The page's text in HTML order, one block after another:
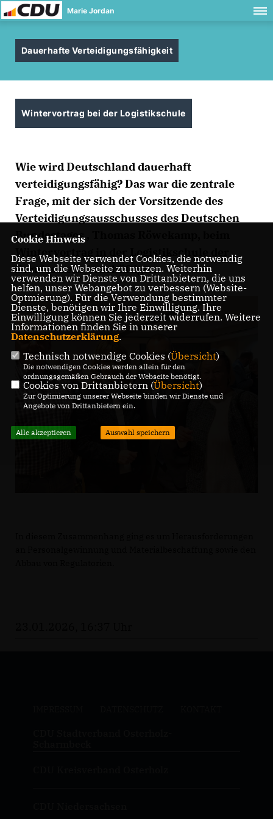
Marie Jordan
Dauerhafte Verteidigungsfähigkeit
Wintervortrag bei der Logistikschule
Wie wird Deutschland dauerhaft
verteidigungsfähig? Das war die zentrale
Frage, mit der sich der Vorsitzende des
Verteidigungsausschusses des Deutschen
Bundestages , Thomas Röwekamp, beim
Wintervortrag in der Logistikschule der
Bundeswehr beschäftigte.
Cookie Hinweis
Diese Webseite verwendet Cookies, die notwendig
sind, um die Webseite zu nutzen. Weiterhin
verwenden wir Dienste von Drittanbietern, die uns
helfen, unser Webangebot zu verbessern (Website-
Optmierung). Für die Verwendung bestimmter
Dienste, benötigen wir Ihre Einwilligung. Ihre
Einwilligung können Sie jederzeit widerrufen. Weitere
Informationen finden Sie in unserer
Datenschutzerklärung.
Technisch notwendige Cookies (Übersicht)
Die notwendigen Cookies werden allein für den
ordnungsgemäßen Gebrauch der Webseite benötigt.
Cookies von Drittanbietern (Übersicht)
Zur Optimierung unserer Webseite binden wir Dienste und
Angebote von Drittanbietern ein.
Alle akzeptieren Auswahl speichern